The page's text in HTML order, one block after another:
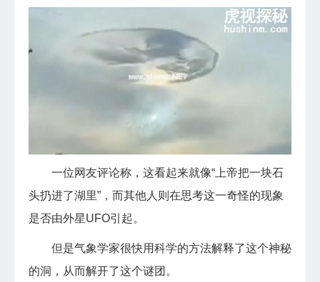
一位网友评论称，这看起来就像“上帝把一块石
头扔进了湖里”，而其他人则在思考这一奇怪的现象
是否由外星UFO引起。
但是气象学家很快用科学的方法解释了这个神秘
的洞，从而解开了这个谜团。